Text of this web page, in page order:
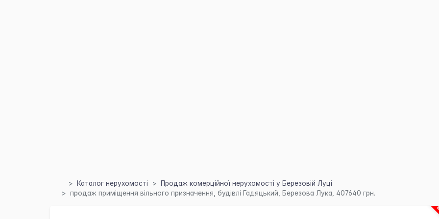
Каталог нерухомості
Продаж комерційної нерухомості у Березовій Луці
продаж приміщення вільного призначення, будівлі Гадяцький, Березова Лука, 407640 грн.